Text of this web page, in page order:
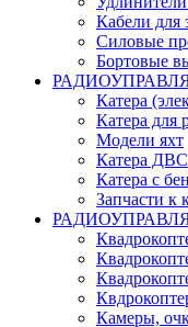
Кабели для
Силовые
Бортовые
Катера
Катера для
Модели яхт
Катера ДВС
Катера с
Запчасти к
Камеры,